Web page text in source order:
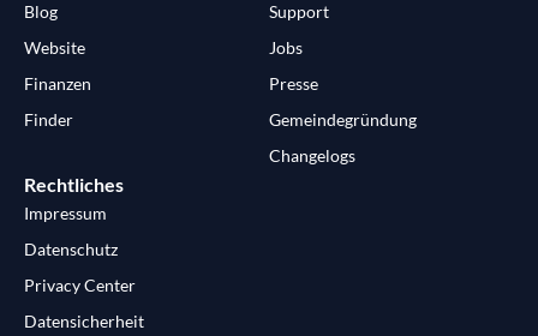
Blog
Website
Finanzen
Finder
Support
Jobs
Presse
Gemeindegründung
Changelogs
Rechtliches
Impressum
Datenschutz
Privacy Center
Datensicherheit